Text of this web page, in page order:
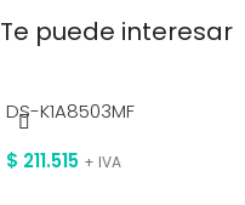
Te puede interesar
DS-K1A8503MF
$ 211.515 + IVA